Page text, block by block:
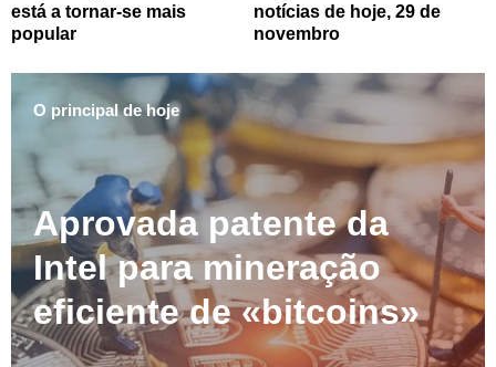
está a tornar-se mais
popular
notícias de hoje, 29 de
novembro
O principal de hoje
Aprovada patente da
Intel para mineração
eficiente de «bitcoins»